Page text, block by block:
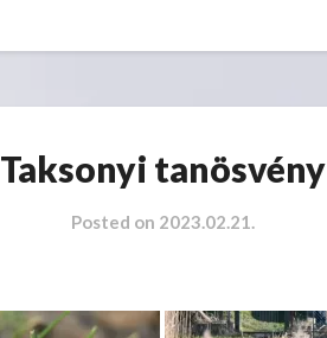
Taksonyi tanösvény
Posted on 2023.02.21.